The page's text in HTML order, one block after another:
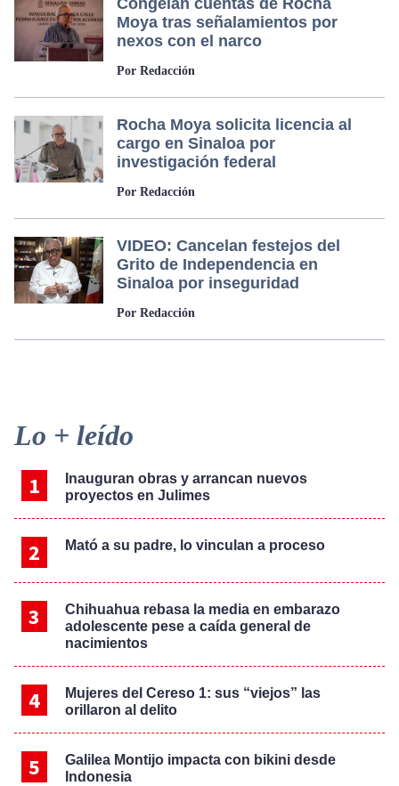
Congelan cuentas de Rocha
Moya tras señalamientos por
nexos con el narco
Por Redacción
Rocha Moya solicita licencia al
cargo en Sinaloa por
investigación federal
Por Redacción
VIDEO: Cancelan festejos del
Grito de Independencia en
Sinaloa por inseguridad
Por Redacción
Primary
Sidebar
Lo + leído
Inauguran obras y arrancan nuevos
proyectos en Julimes
Mató a su padre, lo vinculan a proceso
Chihuahua rebasa la media en embarazo
adolescente pese a caída general de
nacimientos
Mujeres del Cereso 1: sus “viejos” las
orillaron al delito
Galilea Montijo impacta con bikini desde
Indonesia